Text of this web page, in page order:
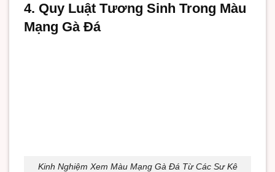
4. Quy Luật Tương Sinh Trong Màu
Mạng Gà Đá
Kinh Nghiệm Xem Màu Mạng Gà Đá Từ Các Sư Kê